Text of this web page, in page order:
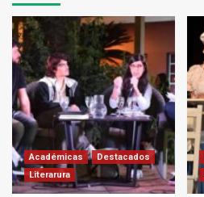
Académicas
Destacados
Literarura